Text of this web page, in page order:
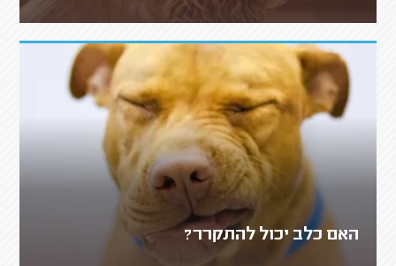
האם כלב יכול להתקרר?